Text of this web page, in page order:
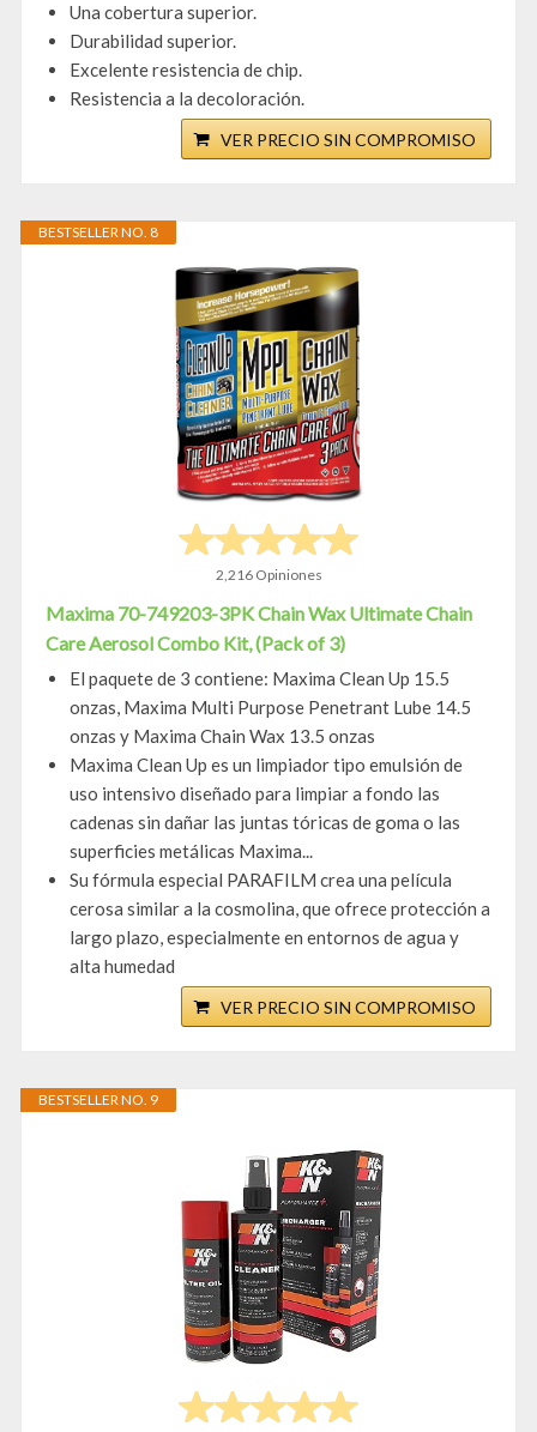
Una cobertura superior.
Durabilidad superior.
Excelente resistencia de chip.
Resistencia a la decoloración.
VER PRECIO SIN COMPROMISO
BESTSELLER NO. 8
2,216 Opiniones
Maxima 70-749203-3PK Chain Wax Ultimate Chain
Care Aerosol Combo Kit, (Pack of 3)
El paquete de 3 contiene: Maxima Clean Up 15.5
onzas, Maxima Multi Purpose Penetrant Lube 14.5
onzas y Maxima Chain Wax 13.5 onzas
Maxima Clean Up es un limpiador tipo emulsión de
uso intensivo diseñado para limpiar a fondo las
cadenas sin dañar las juntas tóricas de goma o las
superficies metálicas Maxima...
Su fórmula especial PARAFILM crea una película
cerosa similar a la cosmolina, que ofrece protección a
largo plazo, especialmente en entornos de agua y
alta humedad
VER PRECIO SIN COMPROMISO
BESTSELLER NO. 9